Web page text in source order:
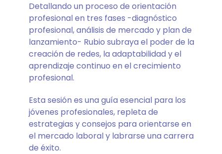
Detallando un proceso de orientación
profesional en tres fases -diagnóstico
profesional, análisis de mercado y plan de
lanzamiento- Rubio subraya el poder de la
creación de redes, la adaptabilidad y el
aprendizaje continuo en el crecimiento
profesional.
Esta sesión es una guía esencial para los
jóvenes profesionales, repleta de
estrategias y consejos para orientarse en
el mercado laboral y labrarse una carrera
de éxito.